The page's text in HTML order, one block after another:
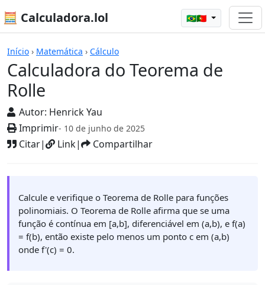
🧮 Calculadora.lol 🇧🇷🇵🇹
Início › Matemática › Cálculo
Calculadora do Teorema de
Rolle
Autor: Henrick Yau
Imprimir- 10 de junho de 2025
Citar| Link| Compartilhar
Calculadoras
Calcule e verifique o Teorema de Rolle para funções
polinomiais. O Teorema de Rolle afirma que se uma
função é contínua em [a,b], diferenciável em (a,b), e f(a)
= f(b), então existe pelo menos um ponto c em (a,b)
onde f'(c) = 0.